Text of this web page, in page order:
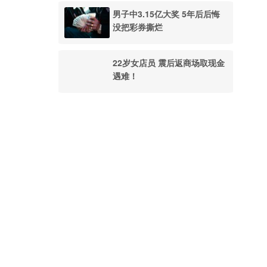
男子中3.15亿大奖 5年后后悔
没把彩券撕烂
22岁女店员 震后返商场取现金
遇难！